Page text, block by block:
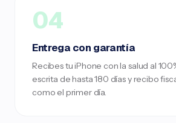
04
Entrega con garantía
Recibes tu iPhone con la salud al
escrita de hasta 180 días y recibo
como el primer día.